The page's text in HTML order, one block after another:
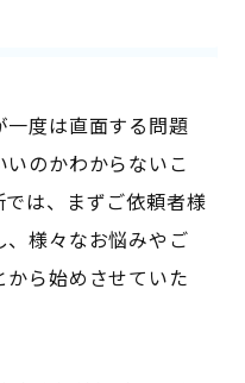
度は直面する問題
のかわからないこ
は、まずご依頼者様
様々なお悩みやご
ら始めさせていた